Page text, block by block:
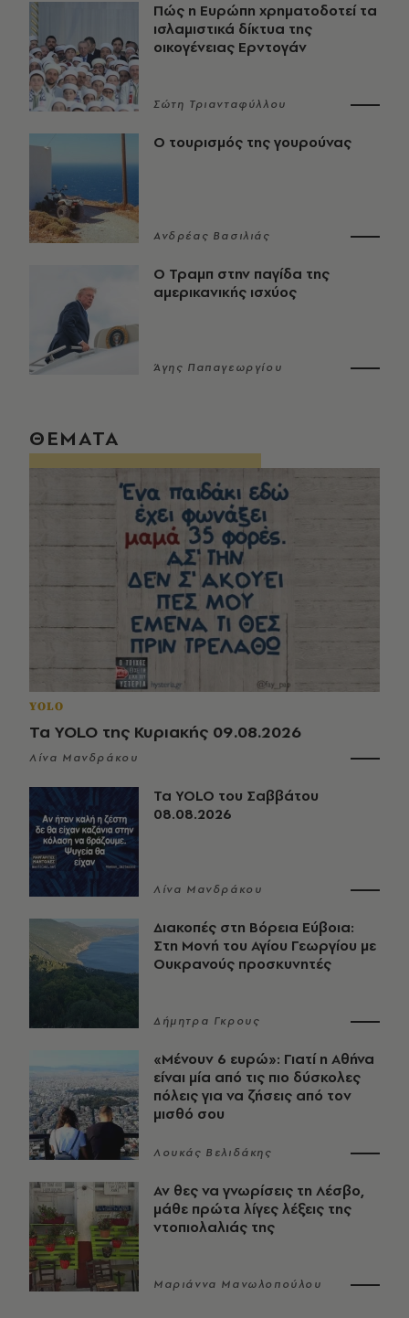
Πώς η Ευρώπη χρηματοδοτεί τα
ισλαμιστικά δίκτυα της
οικογένειας Ερντογάν
Σώτη Τριανταφύλλου
Ο τουρισμός της γουρούνας
Ανδρέας Βασιλιάς
Ο Τραμπ στην παγίδα της
αμερικανικής ισχύος
Άγης Παπαγεωργίου
ΘΕΜΑΤΑ
YOLO
Τα YOLO της Κυριακής 09.08.2026
Λίνα Μανδράκου
Τα YOLO του Σαββάτου
08.08.2026
Λίνα Μανδράκου
Διακοπές στη Βόρεια Εύβοια:
Στη Μονή του Αγίου Γεωργίου με
Ουκρανούς προσκυνητές
Δήμητρα Γκρους
«Μένουν 6 ευρώ»: Γιατί η Αθήνα
είναι μία από τις πιο δύσκολες
πόλεις για να ζήσεις από τον
μισθό σου
Λουκάς Βελιδάκης
Αν θες να γνωρίσεις τη Λέσβο,
μάθε πρώτα λίγες λέξεις της
ντοπιολαλιάς της
Μαριάννα Μανωλοπούλου